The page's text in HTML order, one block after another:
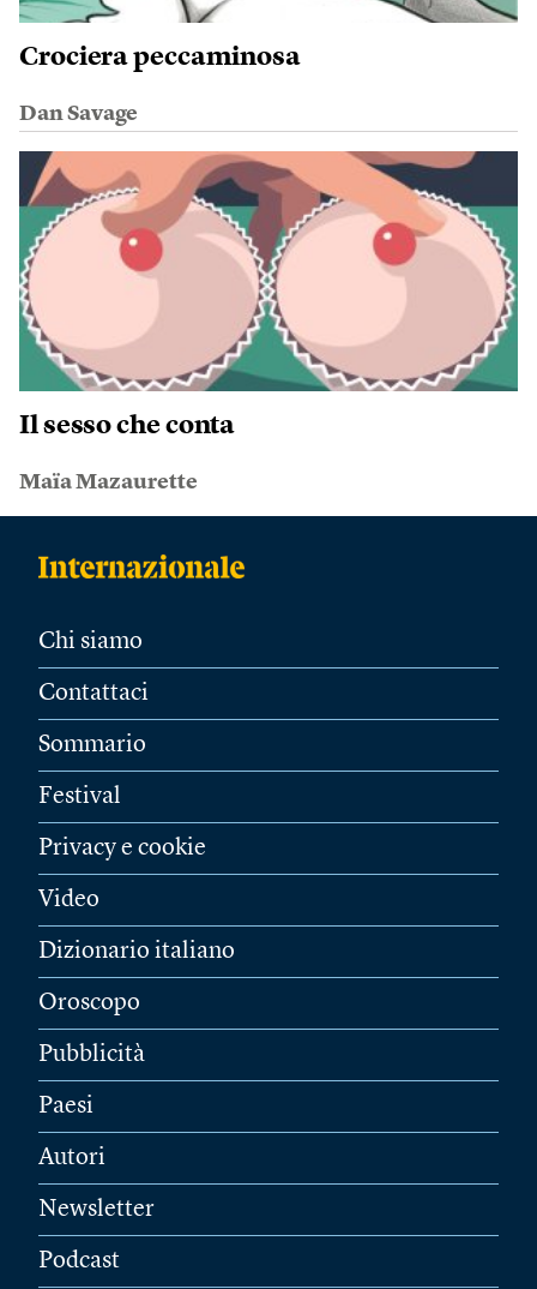
Crociera peccaminosa
Dan Savage
Il sesso che conta
Maïa Mazaurette
Chi siamo
Contattaci
Sommario
Festival
Privacy e cookie
Video
Dizionario italiano
Oroscopo
Pubblicità
Paesi
Autori
Newsletter
Podcast